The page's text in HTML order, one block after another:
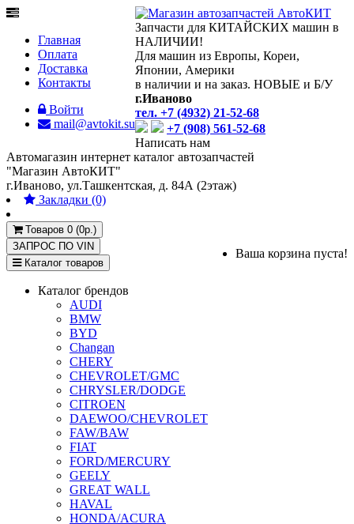
Главная
Оплата
Доставка
Контакты
Войти
mail@avtokit.su
Запчасти для КИТАЙСКИХ машин в
НАЛИЧИИ!
Для машин из Европы, Кореи,
Японии, Америки
в наличии и на заказ. НОВЫЕ и Б/У
г.Иваново
тел. +7 (4932) 21-52-68
+7 (908) 561-52-68
Написать нам
Автомагазин интернет каталог автозапчастей
"Магазин АвтоКИТ"
г.Иваново, ул.Ташкентская, д. 84А (2этаж)
Закладки (0)
Товаров 0 (0р.)
Ваша корзина пуста!
ЗАПРОС ПО VIN
Каталог товаров
Каталог брендов
AUDI
BMW
BYD
Changan
CHERY
CHEVROLET/GMC
CHRYSLER/DODGE
CITROEN
DAEWOO/CHEVROLET
FAW/BAW
FIAT
FORD/MERCURY
GEELY
GREAT WALL
HAVAL
HONDA/ACURA